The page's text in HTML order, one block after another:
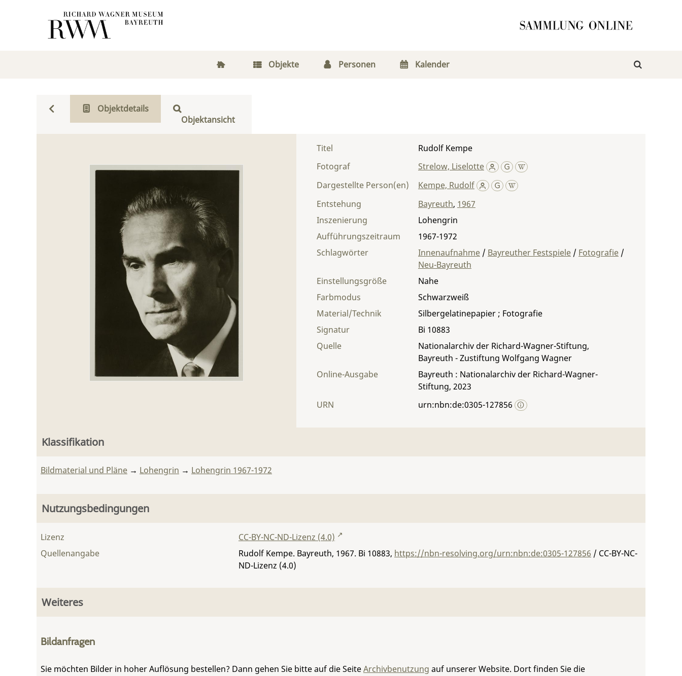
Objekte Personen Kalender
Objektdetails
Objektansicht
Titel
Rudolf Kempe
Fotograf
Strelow, Liselotte
Dargestellte Person(en)
Kempe, Rudolf
Entstehung
Bayreuth, 1967
Material/Technik Silbergelatinepapier ; Fotografie
Einstellungsgröße
Nahe
Farbmodus
Schwarzweiß
Inszenierung
Lohengrin
Aufführungszeitraum
1967-1972
Signatur
Bi 10883
Quelle
Nationalarchiv der Richard-Wagner-Stiftung,
Bayreuth - Zustiftung Wolfgang Wagner
Schlagwörter Innenaufnahme / Bayreuther Festspiele / Fotografie /
Neu-Bayreuth
Online-Ausgabe
Bayreuth : Nationalarchiv der Richard-Wagner-
Stiftung, 2023
URN
urn:nbn:de:0305-127856
Klassifikation
Bildmaterial und Pläne → Lohengrin → Lohengrin 1967-1972
Nutzungsbedingungen
Lizenz
CC-BY-NC-ND-Lizenz (4.0)
Quellenangabe
Rudolf Kempe. Bayreuth, 1967. Bi 10883, https://nbn-resolving.org/urn:nbn:de:0305-127856 / CC-BY-NC-
ND-Lizenz (4.0)
Weiteres
Bildanfragen
Sie möchten Bilder in hoher Auflösung bestellen? Dann gehen Sie bitte auf die SeiteArchivbenutzung auf unserer Website. Dort finden Sie die